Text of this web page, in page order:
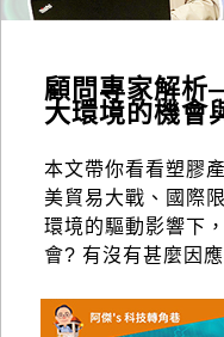
顧問專家解析
大環境的機會
本文帶你看看塑膠
美貿易大戰、國際
環境的驅動影響下
會? 有沒有甚麼因